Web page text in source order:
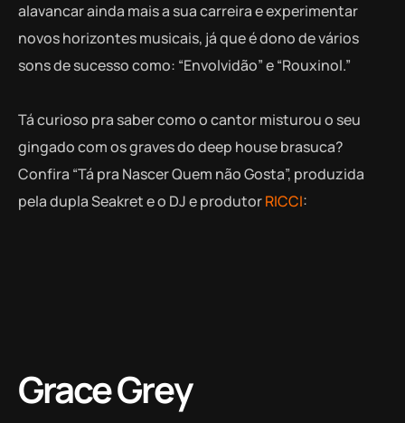
alavancar ainda mais a sua carreira e experimentar
novos horizontes musicais, já que é dono de vários
sons de sucesso como: “Envolvidão” e “Rouxinol.”
Tá curioso pra saber como o cantor misturou o seu
gingado com os graves do deep house brasuca?
Confira “Tá pra Nascer Quem não Gosta”, produzida
pela dupla Seakret e o DJ e produtorRICCI:
Grace Grey